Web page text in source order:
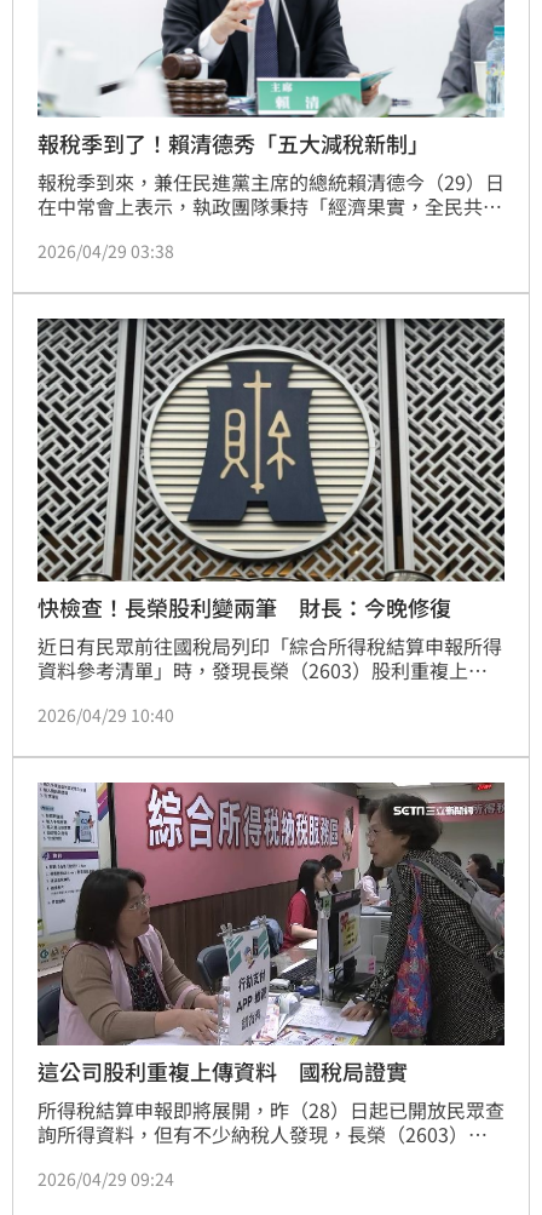
報稅季到了！賴清德秀「五大減稅新制」
報稅季到來，兼任民進黨主席的總統賴清德今（29）日
在中常會上表示，執政團隊秉持「經濟果實，全民共
制度性的減稅設計，將經濟成果回饋給社會。在綜合所
費、長照特別扣除額，同時將學齡前幼兒特別扣除額放
寬年齡並提高額度，以及放寬人工生殖列報規定等。
2026/04/29 03:38
快檢查！長榮股利變兩筆 財長：今晚修復
近日有民眾前往國稅局列印「綜合所得稅結算申報所得
資料參考清單」時，發現長榮（2603）股利重複上
政委員會答詢表示，主要是公司上傳兩次股利資料，今
正完畢，不會影響民眾報稅。
2026/04/29 10:40
這公司股利重複上傳資料 國稅局證實
所得稅結算申報即將展開，昨（28）日起已開放民眾查
詢所得資料，但有不少納稅人發現，長榮（2603）股
證實此事，已請財政資訊中心修正，預計在5月1日前完
2026/04/29 09:24